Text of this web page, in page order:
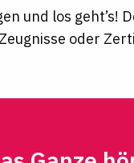
und los geht’s!
oder